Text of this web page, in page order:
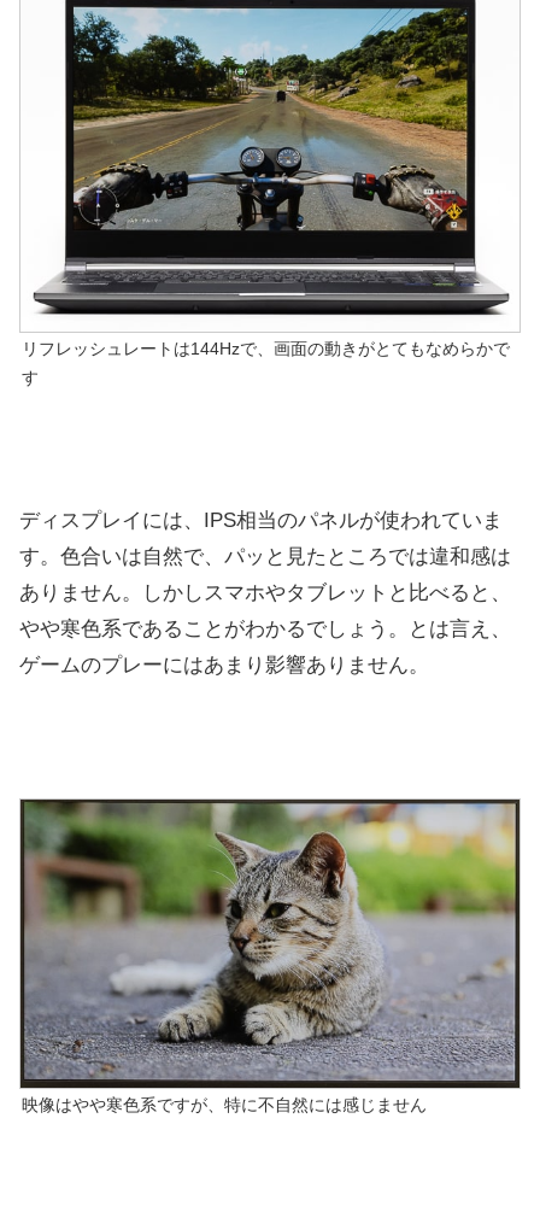
リフレッシュレートは144Hzで、画面の動きがとてもなめらかで
す
ディスプレイには、IPS相当のパネルが使われていま
す。色合いは自然で、パッと見たところでは違和感は
ありません。しかしスマホやタブレットと比べると、
やや寒色系であることがわかるでしょう。とは言え、
ゲームのプレーにはあまり影響ありません。
映像はやや寒色系ですが、特に不自然には感じません